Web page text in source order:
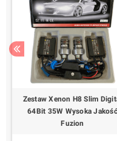
Zestaw Xenon H8 Slim
64Bit 35W Wysoka Jakość
Fuzion